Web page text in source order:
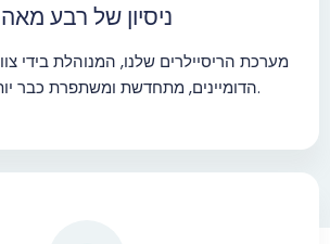
ניסיון של רבע מאה
מערכת הריסיילרים שלנו, המנוהלת בידי
הדומיינים, מתחדשת ומשתפרת כבר יותר מ-21 שנה.